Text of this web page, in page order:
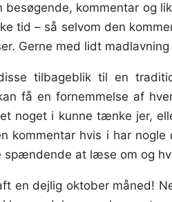
kommentar og
tid – så selvom den
Gerne med lidt
tilbageblik til en
få en fornemmelse af
noget i kunne tænke jer,
kommentar hvis i har
at læse om og
en dejlig oktober måned!